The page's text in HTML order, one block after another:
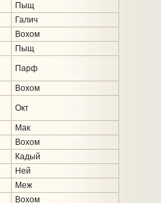
Пыщ
Галич
Вохом
Пыщ
Парф
Вохом
Окт
Мак
Вохом
Кадый
Ней
Меж
Вохом